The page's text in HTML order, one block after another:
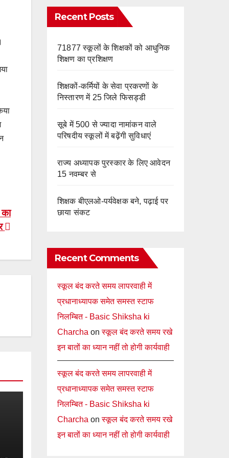
का
Recent Posts
71877 स्कूलों के शिक्षकों को आधुनिक
शिक्षण का प्रशिक्षण
शिक्षकों-कर्मियों के सेवा प्रकरणों के
निस्तारण में 25 जिले फिसड्डी
सूबे में 500 से ज्यादा नामांकन वाले
परिषदीय स्कूलों में बढ़ेंगी सुविधाएं
राज्य अध्यापक पुरस्कार के लिए आवेदन
15 नवम्बर से
शिक्षक बीएलओ-पर्यवेक्षक बने, पढ़ाई पर
छाया संकट
Recent Comments
स्कूल बंद करते समय लापरवाही में
प्रधानाध्यापक समेत समस्त स्टाफ
निलम्बित - Basic Shiksha ki
Charcha onस्कूल बंद करते समय रखे
इन बातों का ध्यान नहीं तो होगी कार्यवाही
स्कूल बंद करते समय लापरवाही में
प्रधानाध्यापक समेत समस्त स्टाफ
निलम्बित - Basic Shiksha ki
Charcha onस्कूल बंद करते समय रखे
इन बातों का ध्यान नहीं तो होगी कार्यवाही